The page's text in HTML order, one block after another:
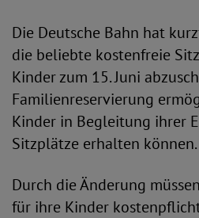
Die Deutsche Bahn hat
die beliebte kostenfreie
Kinder zum 15. Juni
Familienreservierung
Kinder in Begleitung ihrer
Sitzplätze erhalten können.
Durch die Änderung
für ihre Kinder